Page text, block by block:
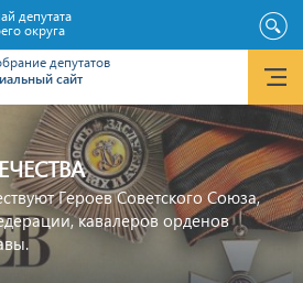
депутатов
сайт
депутата
округа
Героев Советского Союза,
кавалеров орденов